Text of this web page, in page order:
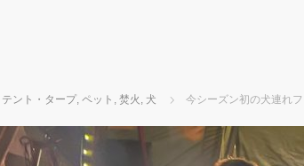
テント・タープ, ペット , 焚火 , 犬 今シーズン初の犬連れ